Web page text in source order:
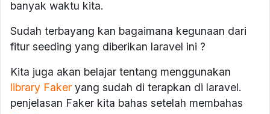
banyak waktu kita.
Sudah terbayang kan bagaimana kegunaan dari
fitur seeding yang diberikan laravel ini ?
Kita juga akan belajar tentang menggunakan
library Faker yang sudah di terapkan di laravel.
penjelasan Faker kita bahas setelah membahas